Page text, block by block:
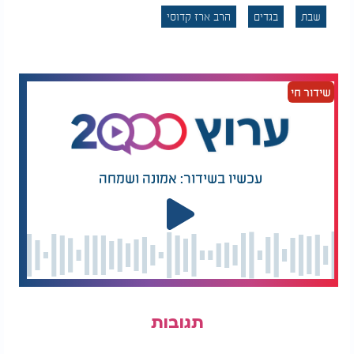
בהלכה למעשה כתב שאמנם אין חובה לייחד נעליים
ברכה.
5. החיד"א הבן איש חי ורבי יורם אברג'ל
זצוק"ל
סוד מופלא מגלה החיד"א הקדוש ומובא גם בדברי מרן
לובשם בימות החול כלל זוכה לכך שמלאך קדוש
שורה על אותם בגדים. וכפי שכתב הבן
איש חי בהתאם למלבושים שאדם לובש בשבת כך ייראו
מלבושיו בעולם הבא.
6. החפץ חיים זיע"א
במשנה ברורה או"ח רס"ב ס"ק ה כותב כי טוב וראוי
נבדלת מהטלית של חול כאות של כבוד ליום המקודש.
שבת בגדים הרב ארז קדוסי
שידור חי
עכשיו בשידור: אמונה ושמחה
תגובות